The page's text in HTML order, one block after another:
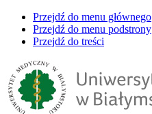
Przejdź do menu głównego
Przejdź do menu podstrony
Przejdź do treści